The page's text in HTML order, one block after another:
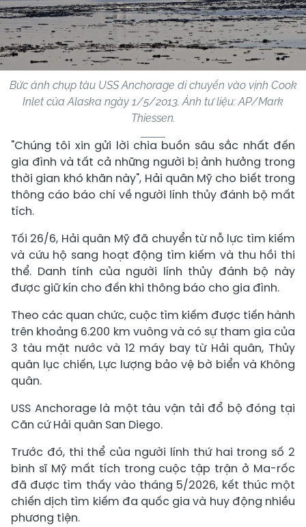
Bức ảnh chụp tàu USS Anchorage di chuyển vào vịnh Cook
Inlet của Alaska ngày 1/5/2013. Ảnh tư liệu: AP/Mark
Thiessen.
"Chúng tôi xin gửi lời chia buồn sâu sắc nhất đến
gia đình và tất cả những người bị ảnh hưởng trong
thời gian khó khăn này", Hải quân Mỹ cho biết trong
thông cáo báo chí về người lính thủy đánh bộ mất
tích.
Tối 26/6, Hải quân Mỹ đã chuyển từ nỗ lực tìm kiếm
và cứu hộ sang hoạt động tìm kiếm và thu hồi thi
thể. Danh tính của người lính thủy đánh bộ này
được giữ kín cho đến khi thông báo cho gia đình.
Theo các quan chức, cuộc tìm kiếm được tiến hành
trên khoảng 6.200 km vuông và có sự tham gia của
3 tàu mặt nước và 12 máy bay từ Hải quân, Thủy
quân lục chiến, Lực lượng bảo vệ bờ biển và Không
quân.
USS Anchorage là một tàu vận tải đổ bộ đóng tại
Căn cứ Hải quân San Diego.
Trước đó, thi thể của người lính thứ hai trong số 2
binh sĩ Mỹ mất tích trong cuộc tập trận ở Ma-rốc
đã được tìm thấy vào tháng 5/2026, kết thúc một
chiến dịch tìm kiếm đa quốc gia và huy động nhiều
phương tiện.